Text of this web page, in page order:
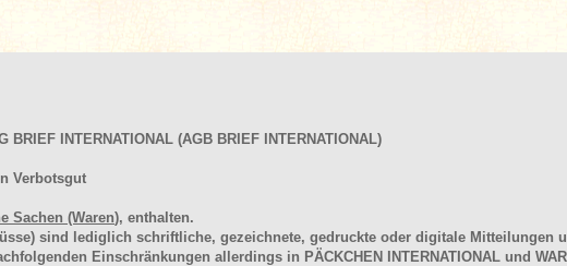
INTERNATIONAL (AGB BRIEF INTERNATIONAL)
Verbotsgut
Sachen (Waren), enthalten.
sind lediglich schriftliche, gezeichnete, gedruckte oder digitale Mitteilungen
Einschränkungen allerdings in PÄCKCHEN INTERNATIONAL und